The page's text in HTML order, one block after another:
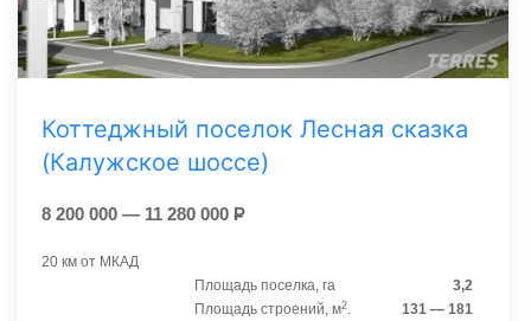
Коттеджный поселок Лесная сказкa
(Калужское шоссе)
8 200 000 — 11 280 000 Р
20 км от МКАД
Площадь поселка, га
3,2
Площадь строений, м2. 131 — 181